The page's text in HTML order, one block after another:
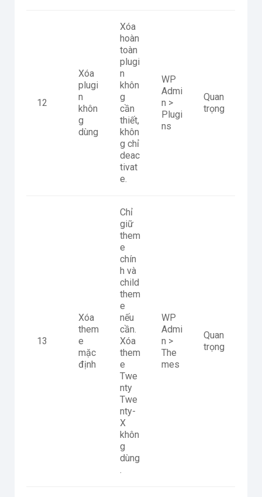
12
Xóa
plugi
n
khôn
g
dùng
Xóa
hoàn
toàn
plugi
n
khôn
g
cần
thiết,
khôn
g chỉ
deac
tivat
e.
WP
Admi
n >
Plugi
ns
Quan
trọng
13
Xóa
them
e
mặc
định
Chỉ
giữ
them
e
chín
h và
child
them
e
nếu
cần.
Xóa
them
e
Twe
nty
Twe
nty-
X
khôn
g
dùng
.
WP
Admi
n >
The
mes
Quan
trọng